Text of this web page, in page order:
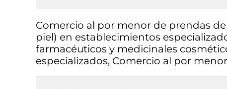
Comercio al por menor de prendas
piel) en establecimientos
farmacéuticos y medicinales
especializados, Comercio al por